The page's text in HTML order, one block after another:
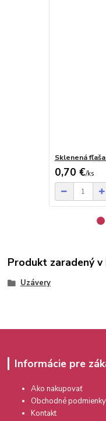
Sklenená
0,70 €/ks
Produkt zaradený
Uzávery
Informácie pre
Ako nakupovať
Obchodné podmienky
Kontakt